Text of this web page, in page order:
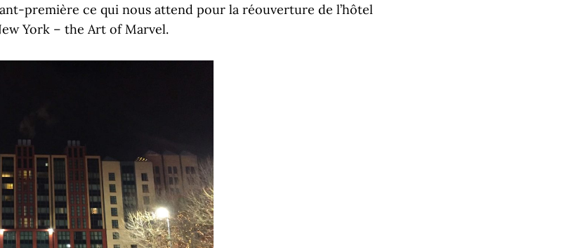
première ce qui nous attend pour la réouverture de l’hôtel
York – the Art of Marvel.